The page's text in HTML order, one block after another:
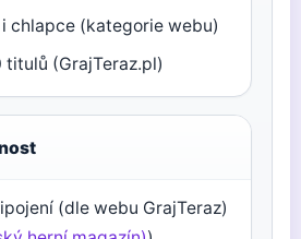
chlapce (kategorie webu)
titulů (GrajTeraz.pl)
(dle webu GrajTeraz)